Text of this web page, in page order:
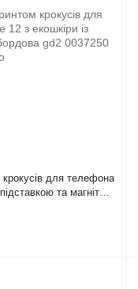
для телефона
та магнітом